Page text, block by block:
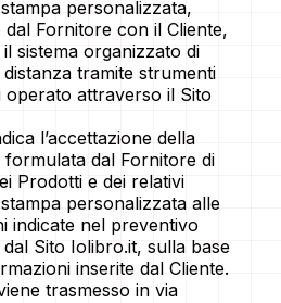
personalizzata,
Fornitore con il Cliente,
il sistema organizzato di
tramite strumenti
operato attraverso il Sito
l’accettazione della
dal Fornitore di
Prodotti e dei relativi
personalizzata alle
indicate nel preventivo
Sito Iolibro.it, sulla base
inserite dal Cliente.
trasmesso in via